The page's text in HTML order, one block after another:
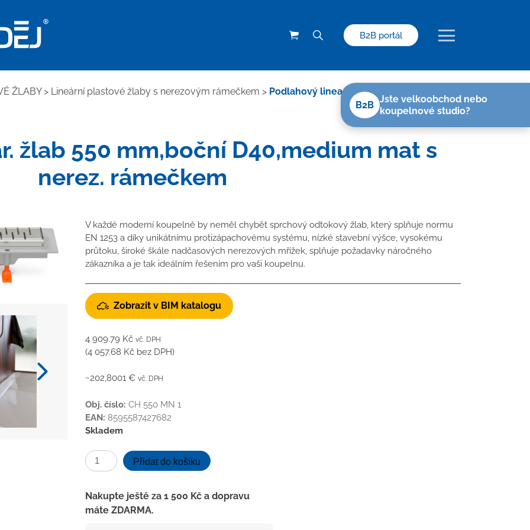
B2B portál
ŽLABY> Lineární plastové žlaby s nerezovým rámečkem > Podlahový linear. žlab 550 mm,boční
žlab 550 mm,boční D40,medium mat s
nerez. rámečkem
V každé moderní koupelně by neměl chybět sprchový odtokový žlab, který splňuje normu
EN 1253 a díky unikátnímu protizápachovému systému, nízké stavební výšce, vysokému
průtoku, široké škále nadčasových nerezových mřížek, splňuje požadavky náročného
zákazníka a je tak ideálním řešením pro vaši koupelnu.
Zobrazit v BIM katalogu
4 909.79 Kč vč. DPH
(4 057.68 Kč bez DPH)
~202,8001 € vč. DPH
Obj. číslo: CH 550 MN 1
EAN: 8595587427682
Skladem
Podlahový
linear.
550
mm,boční
Přidat do košíku
Nakupte ještě za 1 500 Kč a dopravu
máte ZDARMA.
B2B
Jste velkoobchod nebo
koupelnové studio?